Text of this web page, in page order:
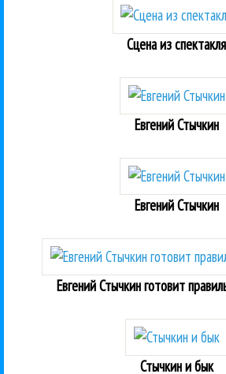
Сцена из спектакля
Евгений Стычкин
Евгений Стычкин
Евгений Стычкин готовит
Стычкин и бык